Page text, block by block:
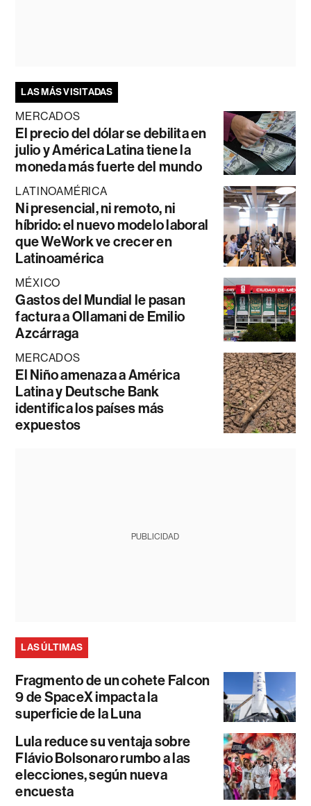
LAS MÁS VISITADAS
MERCADOS
El precio del dólar se debilita en
julio y América Latina tiene la
moneda más fuerte del mundo
LATINOAMÉRICA
Ni presencial, ni remoto, ni
híbrido: el nuevo modelo laboral
que WeWork ve crecer en
Latinoamérica
MÉXICO
Gastos del Mundial le pasan
factura a Ollamani de Emilio
Azcárraga
MERCADOS
El Niño amenaza a América
Latina y Deutsche Bank
identifica los países más
expuestos
PUBLICIDAD
LAS ÚLTIMAS
Fragmento de un cohete Falcon
9 de SpaceX impacta la
superficie de la Luna
Lula reduce su ventaja sobre
Flávio Bolsonaro rumbo a las
elecciones, según nueva
encuesta